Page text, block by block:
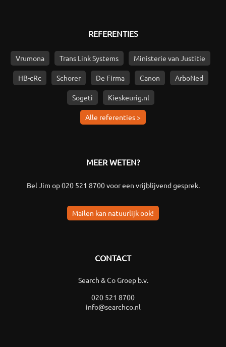
REFERENTIES
Vrumona Trans Link Systems Ministerie van Justitie
HB-cRc Schorer De Firma Canon ArboNed
Sogeti Kieskeurig.nl
Alle referenties >
MEER WETEN?
Bel Jim op020 521 8700voor een vrijblijvend gesprek.
Mailen kan natuurlijk ook!
CONTACT
Search & Co Groep b.v.
020 521 8700
info@searchco.nl